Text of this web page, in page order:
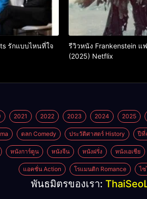
รักแบบไหนที่ใจ
รีวิวหนัง Frankenstein แ
(2025) Netflix
2021 2022 2023 2024 2025
ตลก Comedy ประวัติศาสตร์ History ปีที่
หนังการ์ตูน หนังจีน หนังฝรั่ง หนังเอเชีย
แอคชั่น Action โรแมนติก Romance ไ
พันธมิตรของเรา: